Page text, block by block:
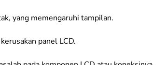
yang memengaruhi tampilan.
panel LCD.